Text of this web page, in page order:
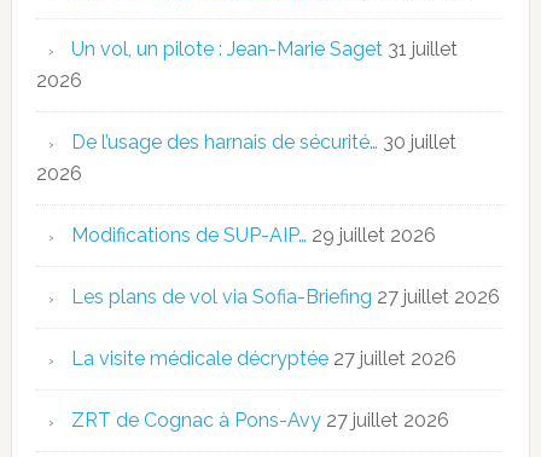
Un vol, un pilote : Jean-Marie Saget 31 juillet
2026
De l’usage des harnais de sécurité… 30 juillet
2026
Modifications de SUP-AIP… 29 juillet 2026
Les plans de vol via Sofia-Briefing 27 juillet 2026
La visite médicale décryptée 27 juillet 2026
ZRT de Cognac à Pons-Avy 27 juillet 2026